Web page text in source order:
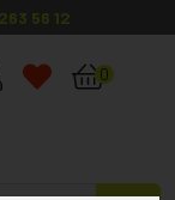
56 12
ma santé, mes
0